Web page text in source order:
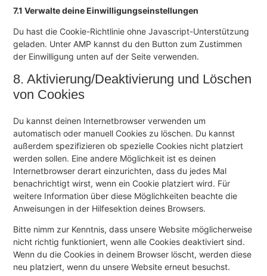
7.1 Verwalte deine Einwilligungseinstellungen
Du hast die Cookie-Richtlinie ohne Javascript-Unterstützung
geladen. Unter AMP kannst du den Button zum Zustimmen
der Einwilligung unten auf der Seite verwenden.
8. Aktivierung/Deaktivierung und Löschen
von Cookies
Du kannst deinen Internetbrowser verwenden um
automatisch oder manuell Cookies zu löschen. Du kannst
außerdem spezifizieren ob spezielle Cookies nicht platziert
werden sollen. Eine andere Möglichkeit ist es deinen
Internetbrowser derart einzurichten, dass du jedes Mal
benachrichtigt wirst, wenn ein Cookie platziert wird. Für
weitere Information über diese Möglichkeiten beachte die
Anweisungen in der Hilfesektion deines Browsers.
Bitte nimm zur Kenntnis, dass unsere Website möglicherweise
nicht richtig funktioniert, wenn alle Cookies deaktiviert sind.
Wenn du die Cookies in deinem Browser löscht, werden diese
neu platziert, wenn du unsere Website erneut besuchst.